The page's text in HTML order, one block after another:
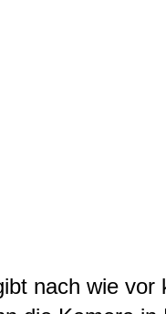
nach wie vor